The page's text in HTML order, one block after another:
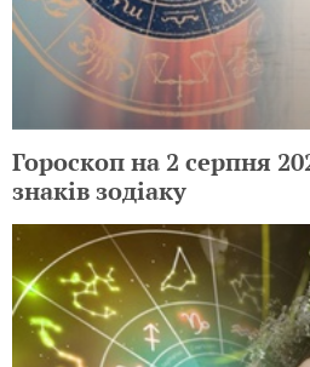
Гороскоп на 2 серпня
знаків зодіаку